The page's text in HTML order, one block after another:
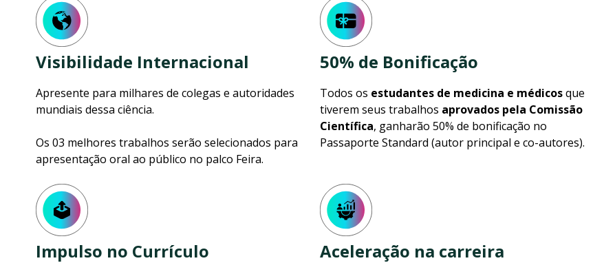
Visibilidade Internacional
Apresente para milhares de colegas e autoridades
mundiais dessa ciência.
Os 03 melhores trabalhos serão selecionados para
apresentação oral ao público no palco Feira.
50% de Bonificação
Todos os estudantes de medicina e médicosque
tiverem seus trabalhos aprovados pela Comissão
Científica, ganharão 50% de bonificação no
Passaporte Standard (autor principal e co-autores).
Impulso no Currículo Aceleração na carreira